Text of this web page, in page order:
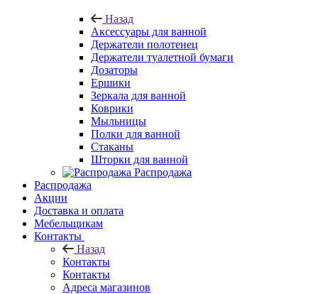
Назад
Аксессуары для ванной
Держатели полотенец
Держатели туалетной бумаги
Дозаторы
Ершики
Зеркала для ванной
Коврики
Мыльницы
Полки для ванной
Стаканы
Шторки для ванной
Распродажа
Распродажа
Акции
Доставка и оплата
Мебельщикам
Контакты
Назад
Контакты
Контакты
Адреса магазинов